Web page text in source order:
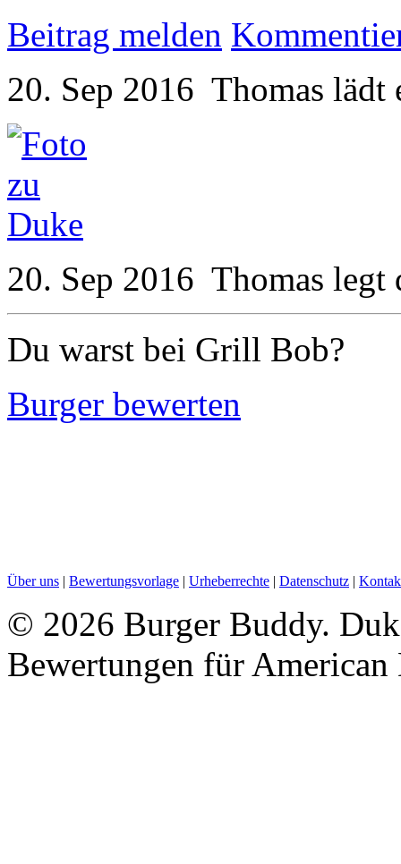
Beitrag melden
20. Sep 2016 Thomas lädt
20. Sep 2016 Thomas legt
Du warst bei Grill Bob?
Burger bewerten
Über uns | Bewertungsvorlage | Urheberrechte | Datenschutz |
© 2026 Burger Buddy.
Bewertungen für